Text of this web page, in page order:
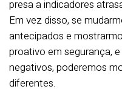
presa a indicadores
Em vez disso, se
antecipados e
proativo em segurança,
negativos, poderemos
diferentes.